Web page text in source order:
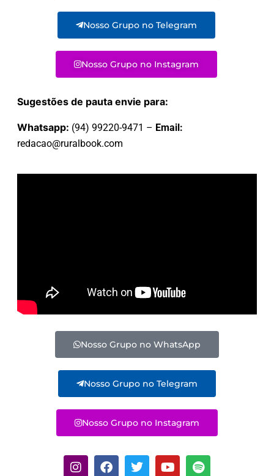
Nosso Grupo no Telegram
Nosso Grupo no Instagram
Sugestões de pauta envie para:
Whatsapp: (94) 99220-9471 – Email:
redacao@ruralbook.com
Nosso Grupo no WhatsApp
Nosso Grupo no Telegram
Nosso Grupo no Instagram